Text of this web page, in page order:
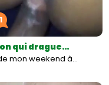
qui drague…
mon weekend à…